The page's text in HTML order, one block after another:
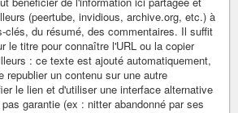
(peertube, invidious, archive.org, etc.) à
clés, du résumé, des commentaires. Il suffit
le titre pour connaître l'URL ou la copier
: ce texte est ajouté automatiquement,
republier un contenu sur une autre
le lien et d'utiliser une interface alternative
garantie (ex : nitter abandonné par ses